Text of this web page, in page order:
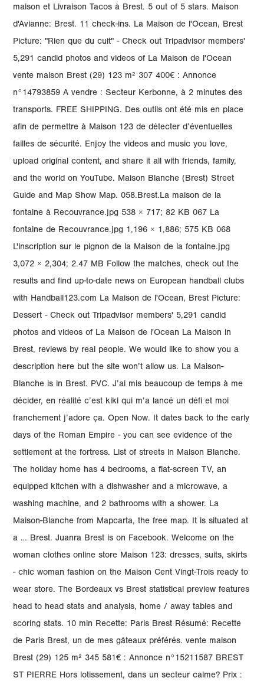
maison et Livraison Tacos à Brest. 5 out of 5 stars. Maison
d'Avianne: Brest. 11 check-ins. La Maison de l'Ocean, Brest
Picture: "Rien que du cuit" - Check out Tripadvisor members'
5,291 candid photos and videos of La Maison de l'Ocean
vente maison Brest (29) 123 m² 307 400€ : Annonce
n°14793859 A vendre : Secteur Kerbonne, à 2 minutes des
transports. FREE SHIPPING. Des outils ont été mis en place
afin de permettre à Maison 123 de détecter d’éventuelles
failles de sécurité. Enjoy the videos and music you love,
upload original content, and share it all with friends, family,
and the world on YouTube. Maison Blanche (Brest) Street
Guide and Map Show Map. 058.Brest.La maison de la
fontaine à Recouvrance.jpg 538 × 717; 82 KB 067 La
fontaine de Recouvrance.jpg 1,196 × 1,886; 575 KB 068
L'inscription sur le pignon de la Maison de la fontaine.jpg
3,072 × 2,304; 2.47 MB Follow the matches, check out the
results and find up-to-date news on European handball clubs
with Handball123.com La Maison de l'Ocean, Brest Picture:
Dessert - Check out Tripadvisor members' 5,291 candid
photos and videos of La Maison de l'Ocean La Maison in
Brest, reviews by real people. We would like to show you a
description here but the site won’t allow us. La Maison-
Blanche is in Brest. PVC. J’ai mis beaucoup de temps à me
décider, en réalité c’est kiki qui m’a lancé un défi et moi
franchement j’adore ça. Open Now. It dates back to the early
days of the Roman Empire - you can see evidence of the
settlement at the fortress. List of streets in Maison Blanche.
The holiday home has 4 bedrooms, a flat-screen TV, an
equipped kitchen with a dishwasher and a microwave, a
washing machine, and 2 bathrooms with a shower. La
Maison-Blanche from Mapcarta, the free map. It is situated at
a … Brest. Juanra Brest is on Facebook. Welcome on the
woman clothes online store Maison 123: dresses, suits, skirts
- chic woman fashion on the Maison Cent Vingt-Trois ready to
wear store. The Bordeaux vs Brest statistical preview features
head to head stats and analysis, home / away tables and
scoring stats. 10 min Recette: Paris Brest Résumé: Recette
de Paris Brest, un de mes gâteaux préférés. vente maison
Brest (29) 125 m² 345 581€ : Annonce n°15211587 BREST
ST PIERRE Hors lotissement, dans un secteur calme? Prix :